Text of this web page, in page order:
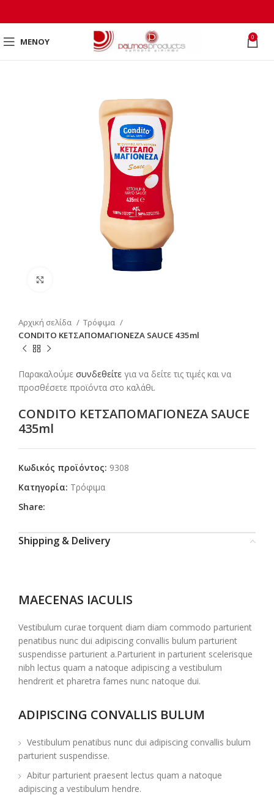
ΜΕΝΟΎ 0
Αρχική σελίδα
Τρόφιμα
CONDITO ΚΕΤΣΑΠΟΜΑΓΙΟΝΕΖΑ SAUCE 435ml
Παρακαλούμε συνδεθείτε για να δείτε τις τιμές και να
προσθέσετε προϊόντα στο καλάθι.
CONDITO ΚΕΤΣΑΠΟΜΑΓΙΟΝΕΖΑ SAUCE
435ml
Κωδικός προϊόντος: 9308
Κατηγορία: Τρόφιμα
Share:
Shipping & Delivery
MAECENAS IACULIS
Vestibulum curae torquent diam diam commodo parturient
penatibus nunc dui adipiscing convallis bulum parturient
suspendisse parturient a.Parturient in parturient scelerisque
nibh lectus quam a natoque adipiscing a vestibulum
hendrerit et pharetra fames nunc natoque dui.
ADIPISCING CONVALLIS BULUM
Vestibulum penatibus nunc dui adipiscing convallis bulum
parturient suspendisse.
Abitur parturient praesent lectus quam a natoque
adipiscing a vestibulum hendre.